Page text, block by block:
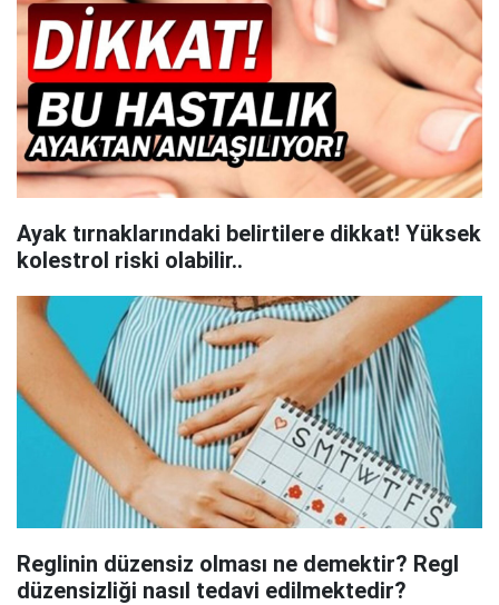
Ayak tırnaklarındaki belirtilere dikkat! Yüksek
kolestrol riski olabilir..
Reglinin düzensiz olması ne demektir? Regl
düzensizliği nasıl tedavi edilmektedir?